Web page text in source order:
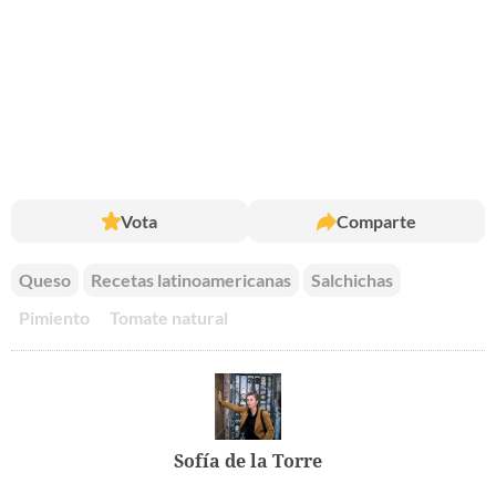
Vota Comparte
Queso Recetas latinoamericanas
Salchichas
Pimiento
Tomate natural
Sofía de la Torre